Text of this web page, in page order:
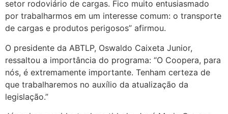
setor rodoviário de cargas. Fico muito entusiasmado
por trabalharmos em um interesse comum: o transporte
de cargas e produtos perigosos” afirmou.
O presidente da ABTLP, Oswaldo Caixeta Junior,
ressaltou a importância do programa: “O Coopera, para
nós, é extremamente importante. Tenham certeza de
que trabalharemos no auxílio da atualização da
legislação.”